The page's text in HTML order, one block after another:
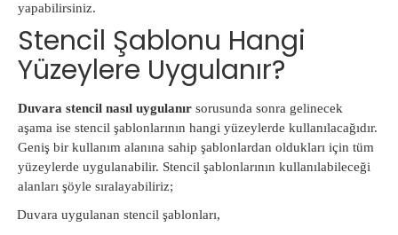
yapabilirsiniz.
Stencil Şablonu Hangi
Yüzeylere Uygulanır?
Duvara stencil nasıl uygulanır sorusunda sonra gelinecek
aşama ise stencil şablonlarının hangi yüzeylerde kullanılacağıdır.
Geniş bir kullanım alanına sahip şablonlardan oldukları için tüm
yüzeylerde uygulanabilir. Stencil şablonlarının kullanılabileceği
alanları şöyle sıralayabiliriz;
Duvara uygulanan stencil şablonları,